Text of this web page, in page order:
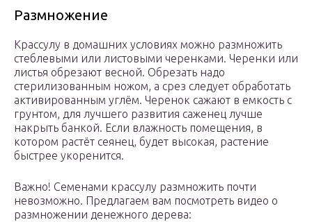
Размножение
Крассулу в домашних условиях можно размножить
стеблевыми или листовыми черенками. Черенки или
листья обрезают весной. Обрезать надо
стерилизованным ножом, а срез следует обработать
активированным углём. Черенок сажают в емкость с
грунтом, для лучшего развития саженец лучше
накрыть банкой. Если влажность помещения, в
котором растёт сеянец, будет высокая, растение
быстрее укоренится.
Важно! Семенами крассулу размножить почти
невозможно. Предлагаем вам посмотреть видео о
размножении денежного дерева: